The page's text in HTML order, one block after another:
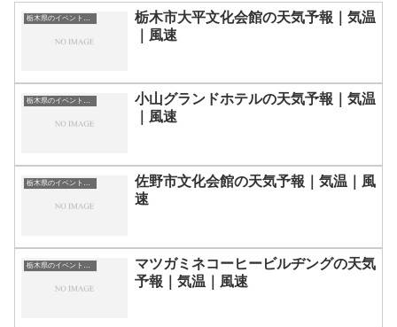
栃木県のイベント会場一覧
栃木市大平文化会館の天気予報｜気温
｜風速
栃木県のイベント会場一覧
小山グランドホテルの天気予報｜気温
｜風速
栃木県のイベント会場一覧
佐野市文化会館の天気予報｜気温｜風
速
栃木県のイベント会場一覧
マツガミネコーヒービルヂングの天気
予報｜気温｜風速